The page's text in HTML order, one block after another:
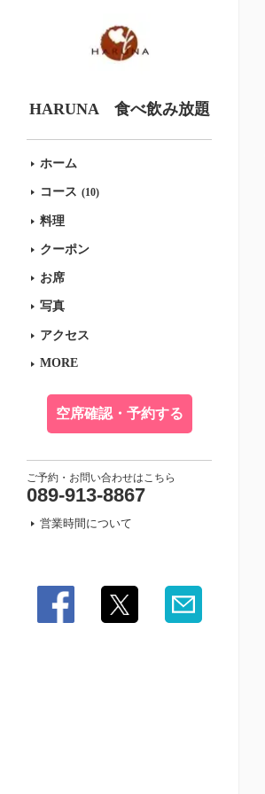
HARUNA 食べ飲み放題
ホーム
コース (10)
料理
クーポン
お席
写真
アクセス
MORE
空席確認・予約する
ご予約・お問い合わせはこちら
089-913-8867
営業時間について